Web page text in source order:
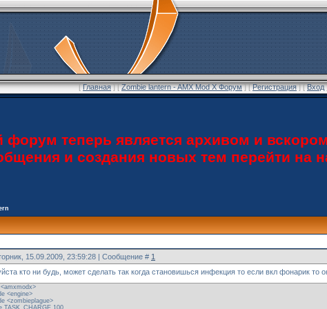
[Главная] [Zombie lantern - AMX Mod X Форум] [Регистрация] [Вход
теперь является архивом и
и создания новых тем перейти на
15.09.2009, 23:59:28 | Сообщение # 1
кто ни будь, может сделать так когда становишься инфекция то если вкл фонарик то
<engine>
<zombieplague>
TASK_CHARGE 100